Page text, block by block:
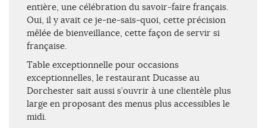
entière, une célébration du savoir-faire français.
Oui, il y avait ce je-ne-sais-quoi, cette précision
mêlée de bienveillance, cette façon de servir si
française.
Table exceptionnelle pour occasions
exceptionnelles, le restaurant Ducasse au
Dorchester sait aussi s’ouvrir à une clientèle plus
large en proposant des menus plus accessibles le
midi.